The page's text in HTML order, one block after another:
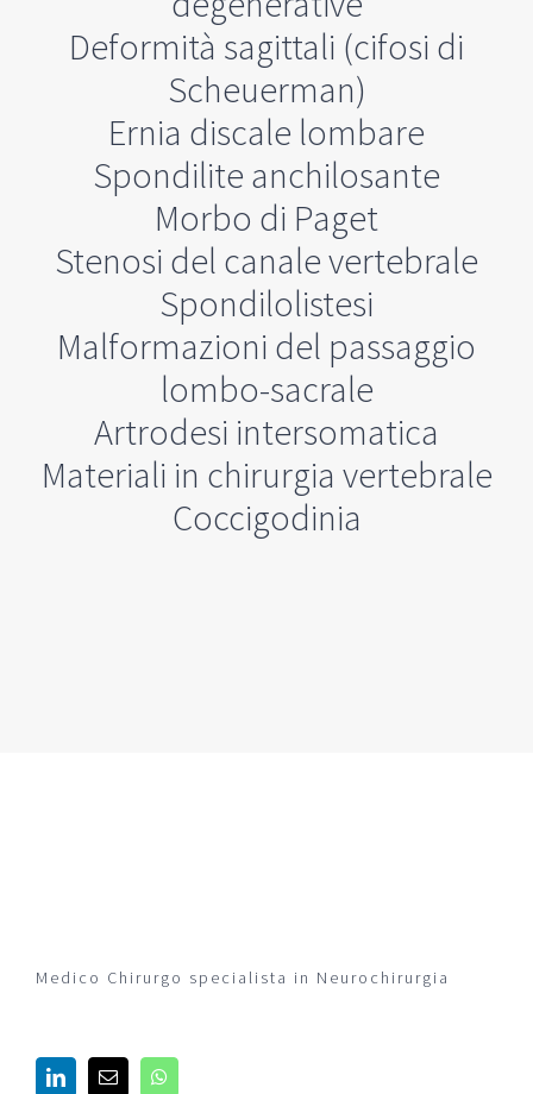
Deformità sagittali (cifosi di
Scheuerman)
Ernia discale lombare
Spondilite anchilosante
Morbo di Paget
Stenosi del canale vertebrale
Spondilolistesi
Malformazioni del passaggio
lombo-sacrale
Artrodesi intersomatica
Materiali in chirurgia vertebrale
Coccigodinia
Medico Chirurgo specialista in Neurochirurgia